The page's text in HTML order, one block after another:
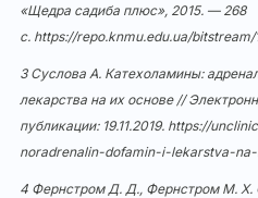
«Щедра садиба плюс», 2015. — 268
с. https://repo.knmu.edu.ua/
3 Суслова А. Катехоламины:
лекарства на их основе //
публикации: 19.11.2019. https://
noradrenalin-dofamin-i-lekarstva-
4 Фернстром Д. Д., Фернстром М. Х.